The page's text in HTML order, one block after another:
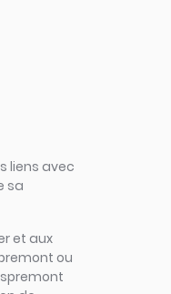
liens avec
sa
et aux
ou